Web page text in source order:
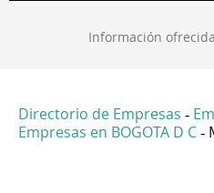
Información
Directorio de Empresas -
Empresas en BOGOTA D C -